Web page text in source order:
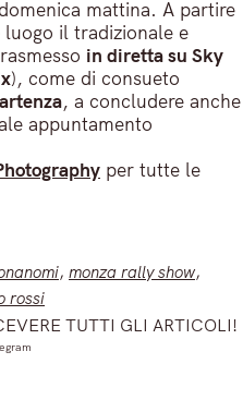
mattina. A partire
il tradizionale e
in diretta su Sky
), come di consueto
, a concludere anche
appuntamento
per tutte le
, monza rally show
rossi
TUTTI GLI ARTICOLI!